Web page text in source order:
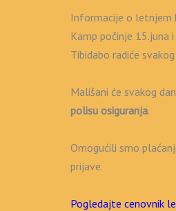
Informacije o letnjem
Kamp počinje 15.juna
Tibidabo radiće
Mališani će svakog
polisu osiguranja.
Omogućili smo
prijave.
Pogledajte cenovnik